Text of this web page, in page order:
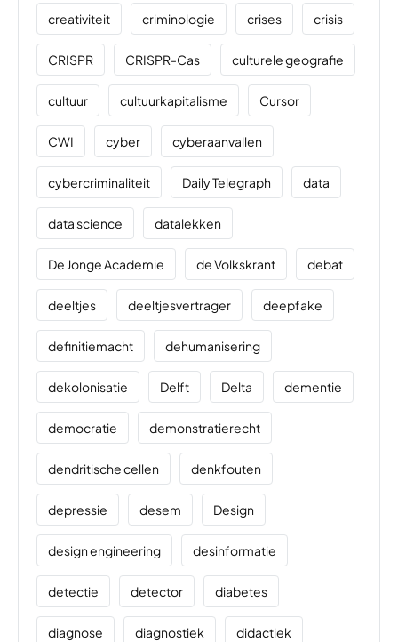
creativiteit criminologie crises crisis
CRISPR CRISPR-Cas culturele geografie
cultuur cultuurkapitalisme Cursor
CWI cyber cyberaanvallen
cybercriminaliteit Daily Telegraph data
data science datalekken
De Jonge Academie de Volkskrant debat
deeltjes deeltjesvertrager deepfake
definitiemacht dehumanisering
dekolonisatie Delft Delta dementie
democratie demonstratierecht
dendritische cellen denkfouten
depressie desem Design
design engineering desinformatie
detectie detector diabetes
diagnose diagnostiek didactiek